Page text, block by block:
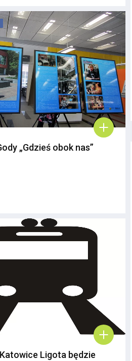
„Gdzieś obok nas”
Ligota będzie